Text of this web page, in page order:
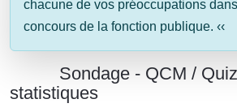
chacune de vos préoccupations
concours de la fonction publique. ‹‹
Sondage - QCM /
statistiques